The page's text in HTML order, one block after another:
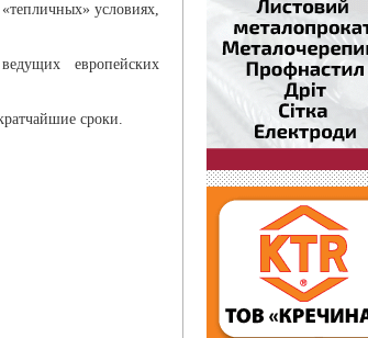
условиях,
европейских
сроки.